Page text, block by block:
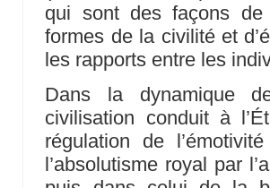
qui sont des façons
formes de la civilité et
les rapports entre les
Dans la dynamique
civilisation conduit à
régulation de
l’absolutisme royal par